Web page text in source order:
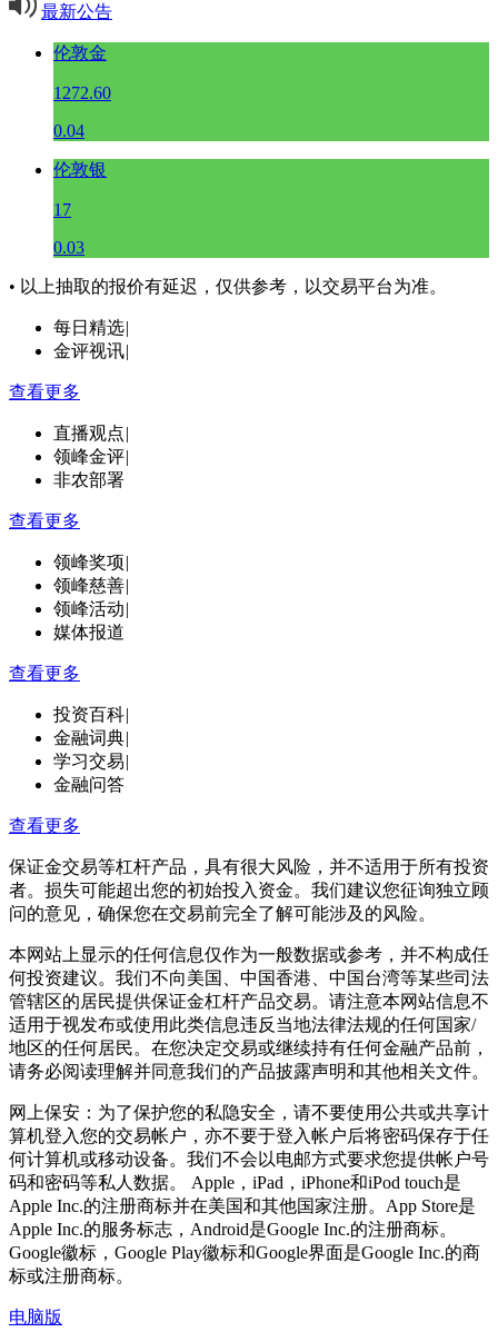
最新公告
伦敦金
1272.60
0.04
伦敦银
17
0.03
• 以上抽取的报价有延迟，仅供参考，以交易平台为准。
每日精选|
金评视讯|
查看更多
直播观点|
领峰金评|
非农部署
查看更多
领峰奖项|
领峰慈善|
领峰活动|
媒体报道
查看更多
投资百科|
金融词典|
学习交易|
金融问答
查看更多
保证金交易等杠杆产品，具有很大风险，并不适用于所有投资
者。损失可能超出您的初始投入资金。我们建议您征询独立顾
问的意见，确保您在交易前完全了解可能涉及的风险。
本网站上显示的任何信息仅作为一般数据或参考，并不构成任
何投资建议。我们不向美国、中国香港、中国台湾等某些司法
管辖区的居民提供保证金杠杆产品交易。请注意本网站信息不
适用于视发布或使用此类信息违反当地法律法规的任何国家/
地区的任何居民。在您决定交易或继续持有任何金融产品前，
请务必阅读理解并同意我们的产品披露声明和其他相关文件。
网上保安：为了保护您的私隐安全，请不要使用公共或共享计
算机登入您的交易帐户，亦不要于登入帐户后将密码保存于任
何计算机或移动设备。我们不会以电邮方式要求您提供帐户号
码和密码等私人数据。 Apple，iPad，iPhone和iPod touch是
Apple Inc.的注册商标并在美国和其他国家注册。App Store是
Apple Inc.的服务标志，Android是Google Inc.的注册商标。
Google徽标，Google Play徽标和Google界面是Google Inc.的商
标或注册商标。
电脑版